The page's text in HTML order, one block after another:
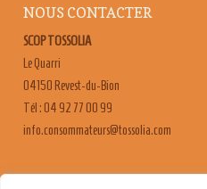
NOUS CONTACTER
SCOP TOSSOLIA
Le Quarri
04150 Revest-du-Bion
Tél : 04 92 77 00 99
moc.ailossot@sruetammosnoc.ofni